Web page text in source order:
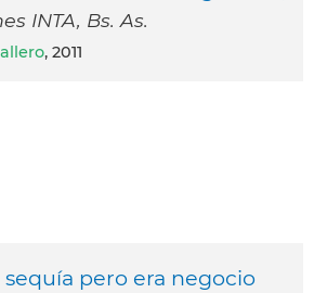
INTA, Bs. As.
, 2011
pero era negocio